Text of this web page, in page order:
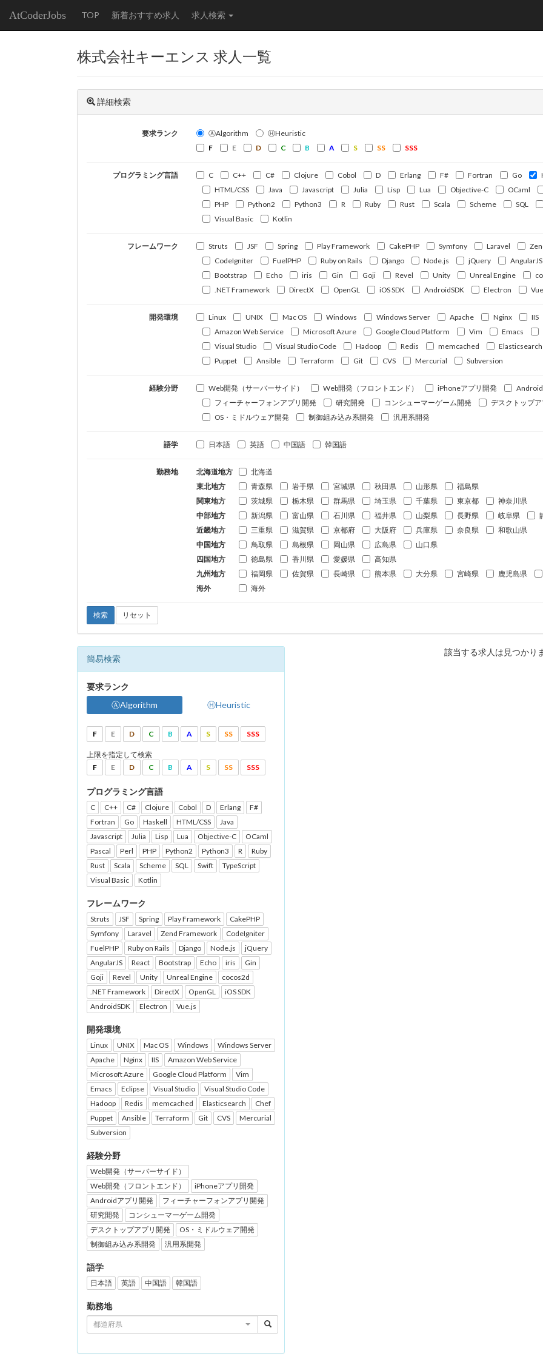
AtCoderJobs TOP 新着おすすめ求人 求人検索
株式会社キーエンス 求人一覧
詳細検索
要求ランク ⒶAlgorithm
ⒽHeuristic
F
E D C B A S SS SSS
プログラミング言語 C C++ C# Clojure Cobol D Erlang F# Fortran Go
HTML/CSS
Java Javascript Julia Lisp Lua Objective-C OCaml
PHP
Python2 Python3 R Ruby Rust Scala Scheme SQL
Visual Basic
Kotlin
フレームワーク Struts JSF Spring Play Framework CakePHP Symfony Laravel
CodeIgniter
FuelPHP Ruby on Rails Django Node.js jQuery AngularJS
Bootstrap
Echo iris Gin Goji Revel Unity Unreal Engine
.NET Framework
DirectX OpenGL iOS SDK AndroidSDK Electron
開発環境 Linux UNIX Mac OS Windows Windows Server Apache Nginx
IIS
Amazon Web Service
Microsoft Azure Google Cloud Platform Vim Emacs
Visual Studio
Visual Studio Code Hadoop Redis memcached Elasticsearch
Puppet
Ansible Terraform Git CVS Mercurial Subversion
経験分野 Web開発（サーバーサイド） Web開発（フロントエンド） iPhoneアプリ開発
フィーチャーフォンアプリ開発
研究開発 コンシューマーゲーム開発
デスクトップ
OS・ミドルウェア開発
制御組み込み系開発 汎用系開発
語学 日本語 英語 中国語 韓国語
勤務地 北海道地方
北海道
東北地方
青森県 岩手県 宮城県 秋田県 山形県
福島県
関東地方
茨城県 栃木県 群馬県 埼玉県 千葉県 東京都
神奈川県
中部地方
新潟県 富山県 石川県 福井県 山梨県 長野県 岐阜県
近畿地方
三重県 滋賀県 京都府 大阪府 兵庫県 奈良県
和歌山県
中国地方
鳥取県 島根県 岡山県 広島県
山口県
四国地方
徳島県 香川県 愛媛県
高知県
九州地方
福岡県 佐賀県 長崎県 熊本県 大分県 宮崎県 鹿児島県
海外
海外
検索 リセット
簡易検索
要求ランク
ⒶAlgorithm
ⒽHeuristic
F E D C B A S SS SSS
上限を指定して検索
F
E D C B A S SS SSS
プログラミング言語
C C++ C# Clojure Cobol D Erlang
F#
Fortran
Go Haskell HTML/CSS
Java
Javascript
Julia Lisp Lua Objective-C
OCaml
Pascal
Perl PHP Python2 Python3 R
Ruby
Rust
Scala Scheme SQL Swift
TypeScript
Visual Basic
Kotlin
フレームワーク
Struts JSF Spring Play Framework
CakePHP
Symfony
Laravel Zend Framework
CodeIgniter
FuelPHP
Ruby on Rails Django Node.js
jQuery
AngularJS
React Bootstrap Echo iris
Gin
Goji
Revel Unity Unreal Engine
cocos2d
.NET Framework
DirectX OpenGL
iOS SDK
AndroidSDK
Electron Vue.js
開発環境
Linux UNIX Mac OS Windows
Windows Server
Apache
Nginx IIS
Amazon Web Service
Microsoft Azure
Google Cloud Platform
Vim
Emacs
Eclipse Visual Studio
Visual Studio Code
Hadoop
Redis memcached Elasticsearch
Chef
Puppet
Ansible Terraform Git CVS
Mercurial
Subversion
経験分野
Web開発（サーバーサイド）
Web開発（フロントエンド）
iPhoneアプリ開発
Androidアプリ開発
フィーチャーフォンアプリ開発
研究開発
コンシューマーゲーム開発
デスクトップアプリ開発
OS・ミドルウェア開発
制御組み込み系開発
汎用系開発
語学
日本語 英語 中国語 韓国語
勤務地
都道府県
該当する求人は見つかり